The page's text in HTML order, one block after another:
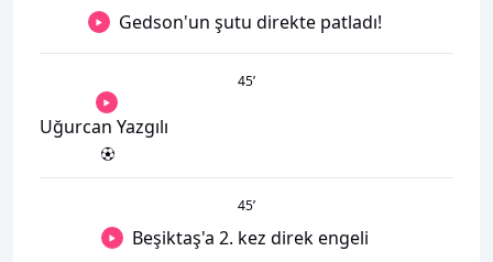
Gedson'un şutu direkte patladı!
45’
Uğurcan Yazgılı
45’
Beşiktaş'a 2. kez direk engeli